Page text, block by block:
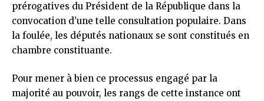
prérogatives du Président de la République dans la
convocation d’une telle consultation populaire. Dans
la foulée, les députés nationaux se sont constitués en
chambre constituante.
Pour mener à bien ce processus engagé par la
majorité au pouvoir, les rangs de cette instance ont